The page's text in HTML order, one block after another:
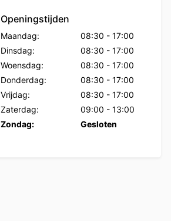
Openingstijden
Maandag: 08:30 - 17:00
Dinsdag:
08:30 - 17:00
Woensdag:
08:30 - 17:00
Donderdag:
08:30 - 17:00
Vrijdag:
08:30 - 17:00
Zaterdag:
09:00 - 13:00
Zondag:
Gesloten